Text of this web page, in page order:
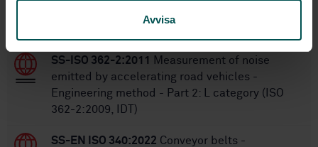
Avvisa
SS-ISO 362-2:2011
Measurement of noise
emitted by accelerating road vehicles -
Engineering method - Part 2: L category (ISO
362-2:2009, IDT)
SS-EN ISO 340:2022 Conveyor belts -